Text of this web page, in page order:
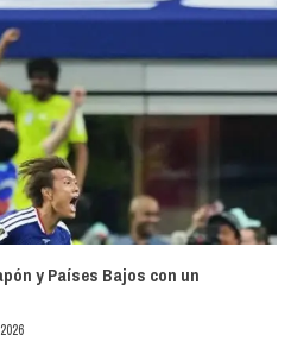
y Países Bajos con un